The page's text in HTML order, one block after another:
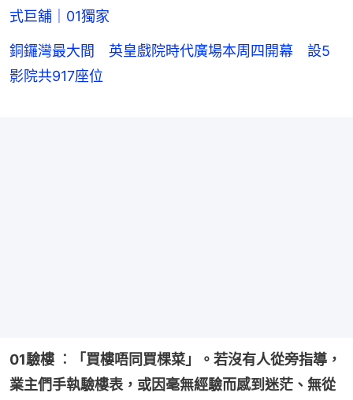
式巨舖｜01獨家
銅鑼灣最大間 英皇戲院時代廣場本周四開幕 設5
影院共917座位
01驗樓 ︰「買樓唔同買棵菜」。若沒有人從旁指導，
業主們手執驗樓表，或因毫無經驗而感到迷茫、無從